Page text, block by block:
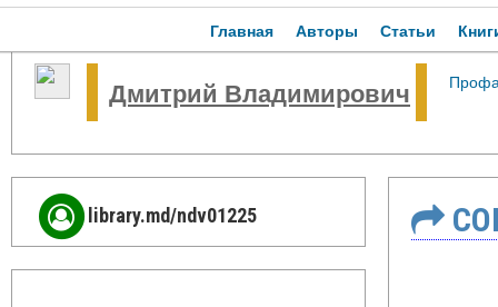
Главная Авторы Статьи
Дмитрий Владимирович
library.md/ndv01225